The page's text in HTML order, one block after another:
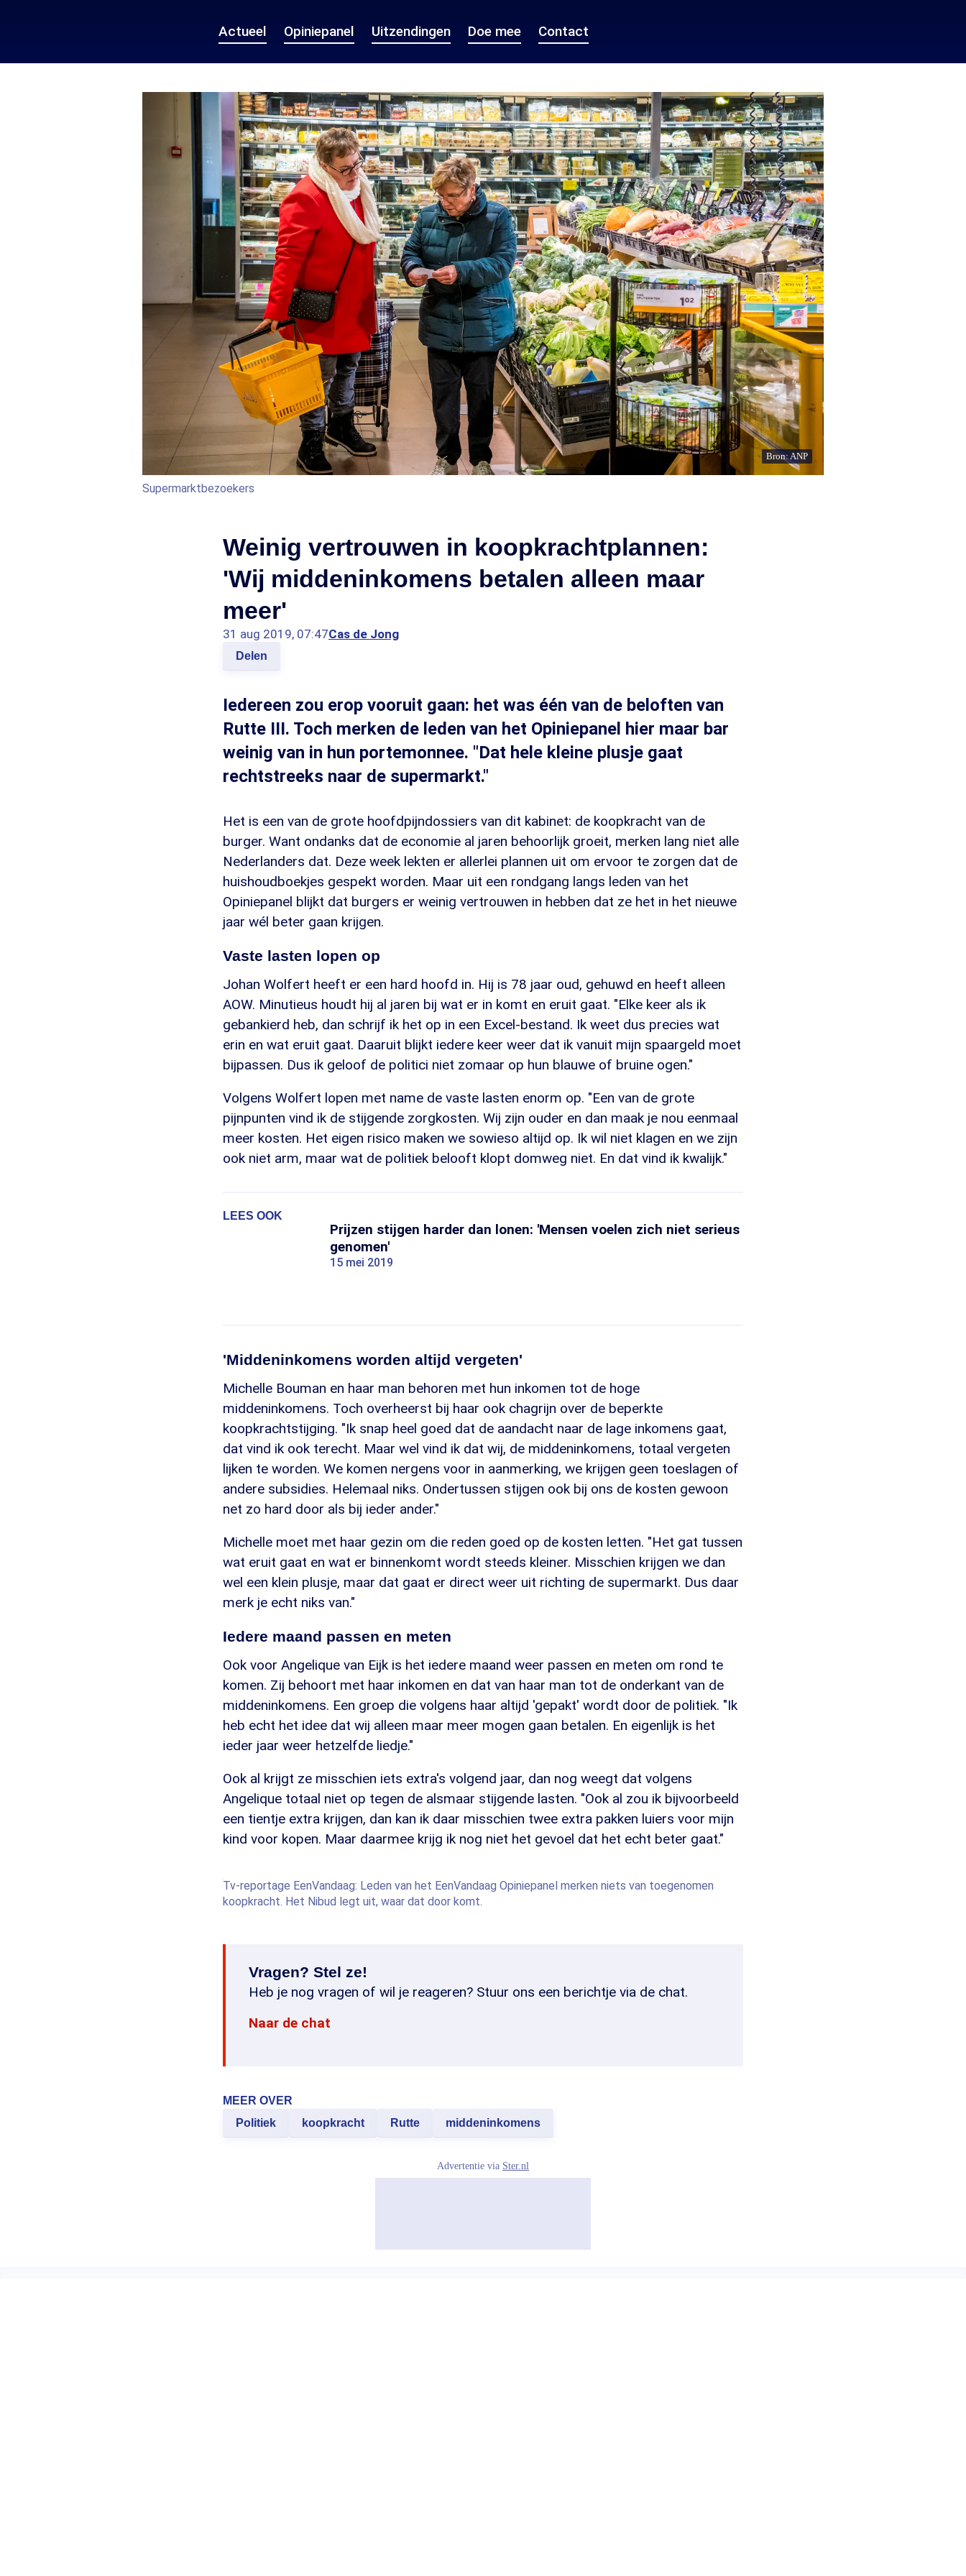
Actueel Opiniepanel Uitzendingen Doe mee Contact
Bron: ANP
Supermarktbezoekers
Weinig vertrouwen in koopkrachtplannen:
'Wij middeninkomens betalen alleen maar
meer'
31 aug 2019, 07:47Cas de Jong
Delen
Iedereen zou erop vooruit gaan: het was één van de beloften van
Rutte III. Toch merken de leden van het Opiniepanel hier maar bar
weinig van in hun portemonnee. "Dat hele kleine plusje gaat
rechtstreeks naar de supermarkt."
Het is een van de grote hoofdpijndossiers van dit kabinet: de koopkracht van de
burger. Want ondanks dat de economie al jaren behoorlijk groeit, merken lang niet alle
Nederlanders dat. Deze week lekten er allerlei plannen uit om ervoor te zorgen dat de
huishoudboekjes gespekt worden. Maar uit een rondgang langs leden van het
Opiniepanel blijkt dat burgers er weinig vertrouwen in hebben dat ze het in het nieuwe
jaar wél beter gaan krijgen.
Vaste lasten lopen op
Johan Wolfert heeft er een hard hoofd in. Hij is 78 jaar oud, gehuwd en heeft alleen
AOW. Minutieus houdt hij al jaren bij wat er in komt en eruit gaat. "Elke keer als ik
gebankierd heb, dan schrijf ik het op in een Excel-bestand. Ik weet dus precies wat
erin en wat eruit gaat. Daaruit blijkt iedere keer weer dat ik vanuit mijn spaargeld moet
bijpassen. Dus ik geloof de politici niet zomaar op hun blauwe of bruine ogen."
Volgens Wolfert lopen met name de vaste lasten enorm op. "Een van de grote
pijnpunten vind ik de stijgende zorgkosten. Wij zijn ouder en dan maak je nou eenmaal
meer kosten. Het eigen risico maken we sowieso altijd op. Ik wil niet klagen en we zijn
ook niet arm, maar wat de politiek belooft klopt domweg niet. En dat vind ik kwalijk."
LEES OOK
Prijzen stijgen harder dan lonen: 'Mensen voelen zich niet serieus
genomen'
15 mei 2019
'Middeninkomens worden altijd vergeten'
Michelle Bouman en haar man behoren met hun inkomen tot de hoge
middeninkomens. Toch overheerst bij haar ook chagrijn over de beperkte
koopkrachtstijging. "Ik snap heel goed dat de aandacht naar de lage inkomens gaat,
dat vind ik ook terecht. Maar wel vind ik dat wij, de middeninkomens, totaal vergeten
lijken te worden. We komen nergens voor in aanmerking, we krijgen geen toeslagen of
andere subsidies. Helemaal niks. Ondertussen stijgen ook bij ons de kosten gewoon
net zo hard door als bij ieder ander."
Michelle moet met haar gezin om die reden goed op de kosten letten. "Het gat tussen
wat eruit gaat en wat er binnenkomt wordt steeds kleiner. Misschien krijgen we dan
wel een klein plusje, maar dat gaat er direct weer uit richting de supermarkt. Dus daar
merk je echt niks van."
Iedere maand passen en meten
Ook voor Angelique van Eijk is het iedere maand weer passen en meten om rond te
komen. Zij behoort met haar inkomen en dat van haar man tot de onderkant van de
middeninkomens. Een groep die volgens haar altijd 'gepakt' wordt door de politiek. "Ik
heb echt het idee dat wij alleen maar meer mogen gaan betalen. En eigenlijk is het
ieder jaar weer hetzelfde liedje."
Ook al krijgt ze misschien iets extra's volgend jaar, dan nog weegt dat volgens
Angelique totaal niet op tegen de alsmaar stijgende lasten. "Ook al zou ik bijvoorbeeld
een tientje extra krijgen, dan kan ik daar misschien twee extra pakken luiers voor mijn
kind voor kopen. Maar daarmee krijg ik nog niet het gevoel dat het echt beter gaat."
Tv-reportage EenVandaag: Leden van het EenVandaag Opiniepanel merken niets van toegenomen
koopkracht. Het Nibud legt uit, waar dat door komt.
Vragen? Stel ze!
Heb je nog vragen of wil je reageren? Stuur ons een berichtje via de chat.
Naar de chat
MEER OVER
Politiek
koopkracht Rutte middeninkomens
Advertentie via Ster.nl